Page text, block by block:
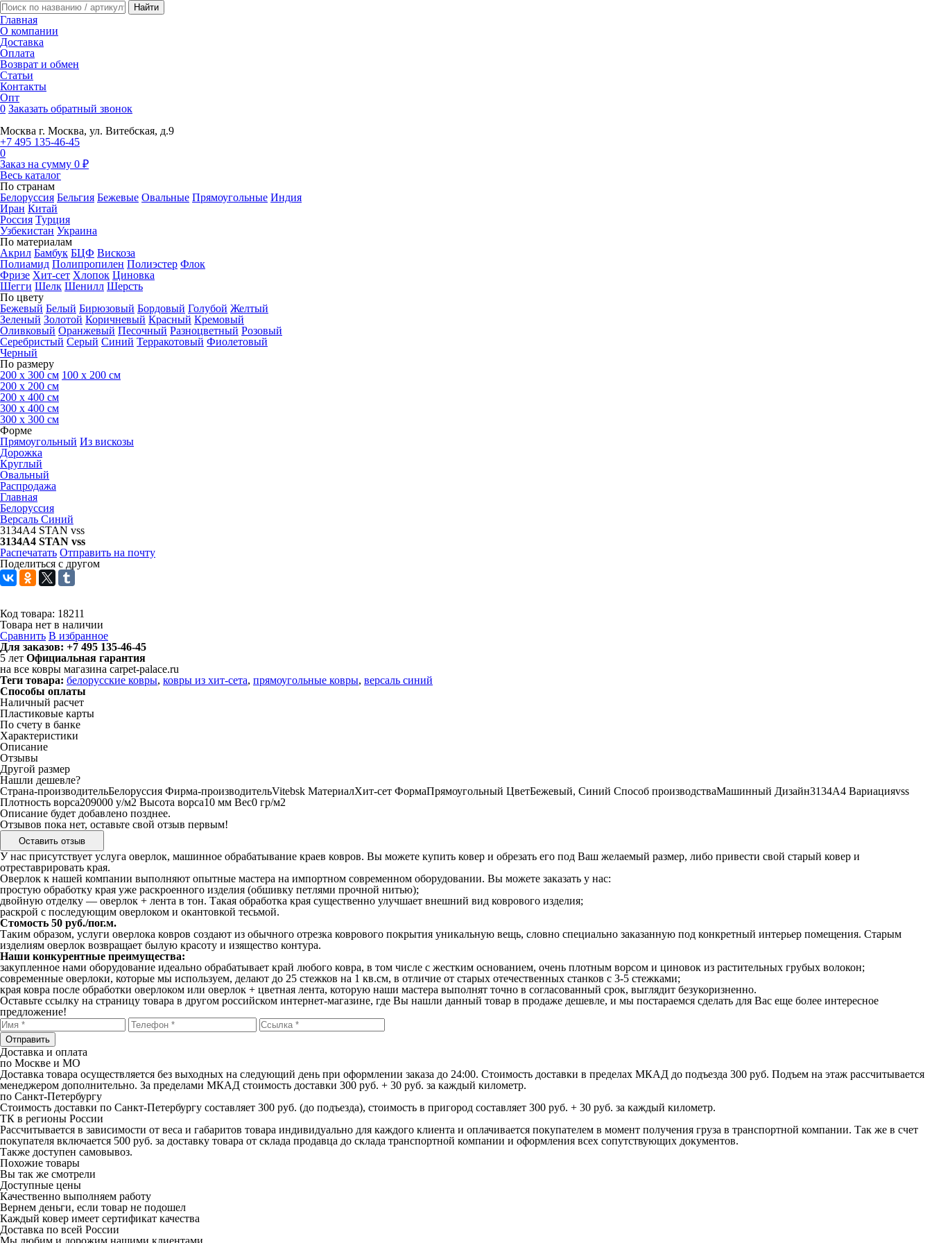
Главная
О компании
Доставка
Оплата
Возврат и обмен
Статьи
Контакты
Опт
0 Заказать обратный звонок
Москва г. Москва, ул. Витебская, д.9
+7 495 135-46-45
0
Заказ на сумму 0 ₽
Весь каталог
По странам
Белоруссия Бельгия Бежевые Овальные Прямоугольные Индия
Иран Китай
Россия Турция
Узбекистан Украина
По материалам
Акрил Бамбук БЦФ Вискоза
Полиамид Полипропилен Полиэстер Флок
Фризе Хит-сет Хлопок Циновка
Шегги Шелк Шенилл Шерсть
По цвету
Бежевый Белый Бирюзовый Бордовый Голубой Желтый
Зеленый Золотой Коричневый Красный Кремовый
Оливковый Оранжевый Песочный Разноцветный Розовый
Серебристый Серый Синий Терракотовый Фиолетовый
Черный
По размеру
200 х 300 см 100 х 200 см
200 x 200 см
200 x 400 см
300 x 400 см
300 x 300 см
Форме
Прямоугольный Из вискозы
Дорожка
Круглый
Овальный
Распродажа
Главная
Белоруссия
Версаль Синий
3134A4 STAN vss
3134A4 STAN vss
Распечатать Отправить на почту
Поделиться с другом
Код товара: 18211
Товара нет в наличии
Сравнить В избранное
Для заказов: +7 495 135-46-45
5 лет Официальная гарантия
на все ковры магазина carpet-palace.ru
Теги товара: белорусские ковры, ковры из хит-сета, прямоугольные ковры, версаль синий
Способы оплаты
Наличный расчет
Пластиковые карты
По счету в банке
Характеристики
Описание
Отзывы
Другой размер
Нашли дешевле?
Страна-производительБелоруссия Фирма-производительVitebsk МатериалХит-сет ФормаПрямоугольный ЦветБежевый, Синий Способ производстваМашинный Дизайн3134A4 Вариацияvss
Плотность ворса209000 у/м2 Высота ворса10 мм Вес0 гр/м2
Описание будет добавлено позднее.
Отзывов пока нет, оставьте свой отзыв первым!
Оставить отзыв
У нас присутствует услуга оверлок, машинное обрабатывание краев ковров. Вы можете купить ковер и обрезать его под Ваш желаемый размер, либо привести свой старый ковер и
отреставрировать края.
Оверлок к нашей компании выполняют опытные мастера на импортном современном оборудовании. Вы можете заказать у нас:
простую обработку края уже раскроенного изделия (обшивку петлями прочной нитью);
двойную отделку — оверлок + лента в тон. Такая обработка края существенно улучшает внешний вид коврового изделия;
раскрой с последующим оверлоком и окантовкой тесьмой.
Стомость 50 руб./пог.м.
Таким образом, услуги оверлока ковров создают из обычного отрезка коврового покрытия уникальную вещь, словно специально заказанную под конкретный интерьер помещения. Старым
изделиям оверлок возвращает былую красоту и изящество контура.
Наши конкурентные преимущества:
закупленное нами оборудование идеально обрабатывает край любого ковра, в том числе с жестким основанием, очень плотным ворсом и циновок из растительных грубых волокон;
современные оверлоки, которые мы используем, делают до 25 стежков на 1 кв.см, в отличие от старых отечественных станков с 3-5 стежками;
края ковра после обработки оверлоком или оверлок + цветная лента, которую наши мастера выполнят точно в согласованный срок, выглядит безукоризненно.
Оставьте ссылку на страницу товара в другом российском интернет-магазине, где Вы нашли данный товар в продаже дешевле, и мы постараемся сделать для Вас еще более интересное
предложение!
Отправить
Доставка и оплата
по Москве и МО
Доставка товара осуществляется без выходных на следующий день при оформлении заказа до 24:00. Стоимость доставки в пределах МКАД до подъезда 300 руб. Подъем на этаж рассчитывается
менеджером дополнительно. За пределами МКАД стоимость доставки 300 руб. + 30 руб. за каждый километр.
по Санкт-Петербургу
Стоимость доставки по Санкт-Петербургу составляет 300 руб. (до подъезда), стоимость в пригород составляет 300 руб. + 30 руб. за каждый километр.
ТК в регионы России
Рассчитывается в зависимости от веса и габаритов товара индивидуально для каждого клиента и оплачивается покупателем в момент получения груза в транспортной компании. Так же в счет
покупателя включается 500 руб. за доставку товара от склада продавца до склада транспортной компании и оформления всех сопутствующих документов.
Также доступен самовывоз.
Похожие товары
Вы так же смотрели
Доступные цены
Качественно выполняем работу
Вернем деньги, если товар не подошел
Каждый ковер имеет сертификат качества
Доставка по всей России
Мы любим и дорожим нашими клиентами